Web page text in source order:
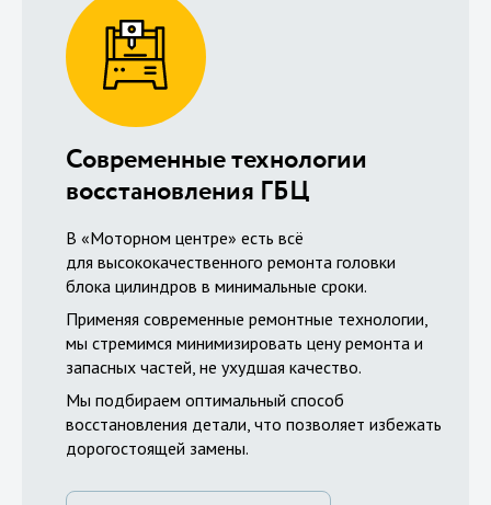
Современные технологии
восстановления ГБЦ
В «Моторном центре» есть всё
для высококачественного ремонта головки
блока цилиндров в минимальные сроки.
Применяя современные ремонтные технологии,
мы стремимся минимизировать цену ремонта и
запасных частей, не ухудшая качество.
Мы подбираем оптимальный способ
восстановления детали, что позволяет избежать
дорогостоящей замены.